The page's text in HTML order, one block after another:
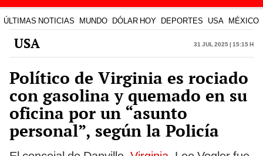
ÚLTIMAS NOTICIAS MUNDO DÓLAR HOY DEPORTES USA MÉXICO
USA 31 Jul 2025 | 15:15 h
Político de Virginia es rociado
con gasolina y quemado en su
oficina por un “asunto
personal”, según la Policía